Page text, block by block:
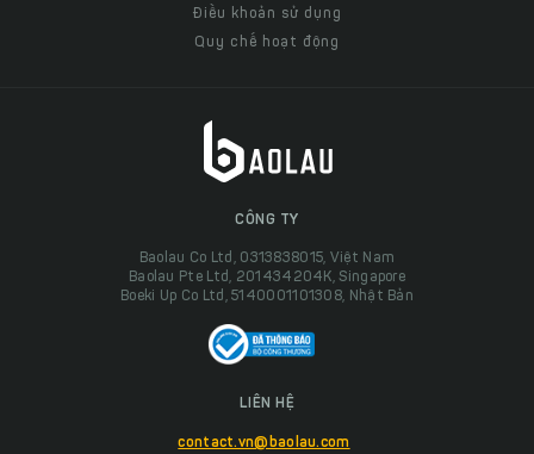
Điều khoản sử dụng
Quy chế hoạt động
CÔNG TY
Baolau Co Ltd, 0313838015, Việt Nam
Baolau Pte Ltd, 201434204K, Singapore
Boeki Up Co Ltd, 5140001101308, Nhật Bản
LIÊN HỆ
contact.vn@baolau.com